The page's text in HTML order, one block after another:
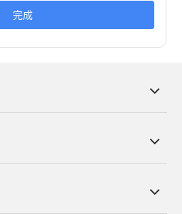
完成